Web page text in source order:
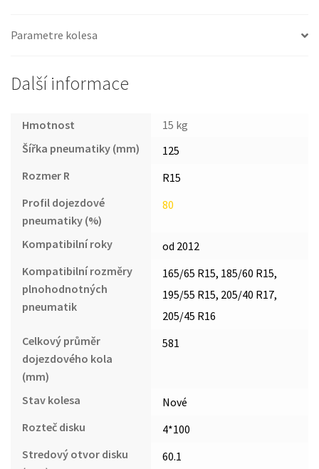
Parametre kolesa
Další informace
Hmotnost
15 kg
Šířka pneumatiky (mm)
125
Rozmer R
R15
Profil dojezdové
pneumatiky (%)
80
Kompatibilní roky
od 2012
Kompatibilní rozměry
plnohodnotných
pneumatik
165/65 R15, 185/60 R15,
195/55 R15, 205/40 R17,
205/45 R16
Celkový průměr
dojezdového kola
(mm)
581
Stav kolesa
Nové
Rozteč disku
4*100
Stredový otvor disku
60.1